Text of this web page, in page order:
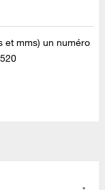
et mms) un numéro